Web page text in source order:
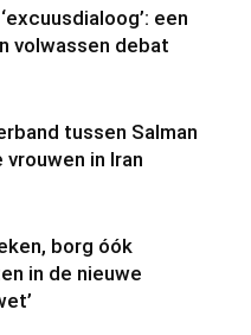
een
volwassen debat
tussen Salman
vrouwen in Iran
borg óók
in de nieuwe